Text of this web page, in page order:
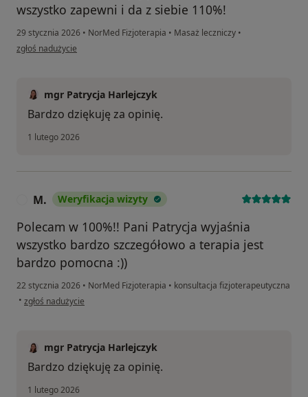
wszystko zapewni i da z siebie 110%!
29 stycznia 2026 • NorMed Fizjoterapia • Masaż leczniczy •
w opinii użytkownika Lidia
zgłoś nadużycie
mgr Patrycja Harlejczyk
Bardzo dziękuję za opinię.
1 lutego 2026
M. Weryfikacja wizyty
Polecam w 100%!! Pani Patrycja wyjaśnia
wszystko bardzo szczegółowo a terapia jest
bardzo pomocna :))
22 stycznia 2026 • NorMed Fizjoterapia • konsultacja fizjoterapeutyczna
• w opinii użytkownika M.
zgłoś nadużycie
mgr Patrycja Harlejczyk
Bardzo dziękuję za opinię.
1 lutego 2026